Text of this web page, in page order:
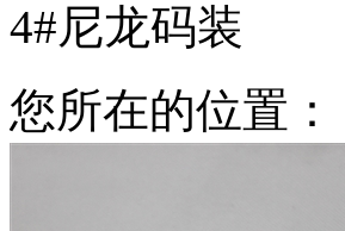
4#尼龙码装
您所在的位置：